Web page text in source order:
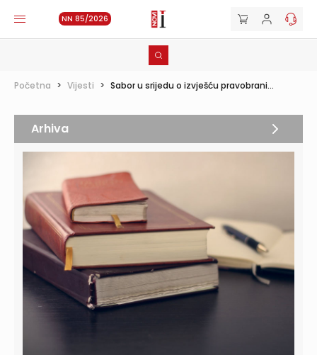
NN 85/2026
Početna > Vijesti > Sabor u srijedu o izvješću pravobrani...
Arhiva